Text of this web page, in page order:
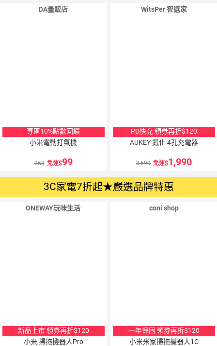
DA量販店
專區10%點數回饋
小米電動打氣機
250 免運 99
WitsPer 智選家
PD快充 領券再折$120
AUKEY 氮化 4孔充電器
3,699 免運 1,990
3C家電7折起★嚴選品牌特惠
ONEWAY玩味生活
新品上市 領券再折$120
小米 掃拖機器人Pro
coni shop
一年保固 領券再折$120
小米米家掃拖機器人1C